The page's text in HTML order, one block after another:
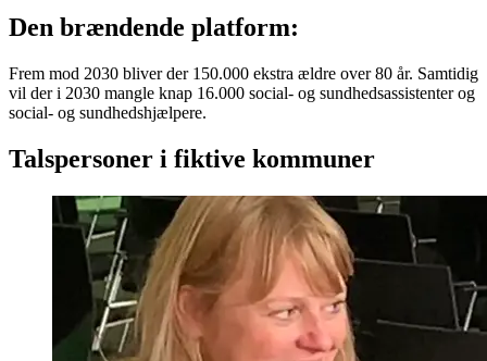
Den brændende platform:
Frem mod 2030 bliver der 150.000 ekstra ældre over 80 år. Samtidig
vil der i 2030 mangle knap 16.000 social- og sundhedsassistenter og
social- og sundhedshjælpere.
Talspersoner i fiktive kommuner